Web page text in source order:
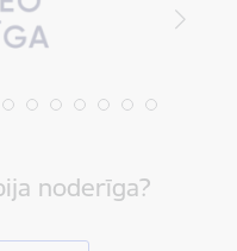
noderīga?